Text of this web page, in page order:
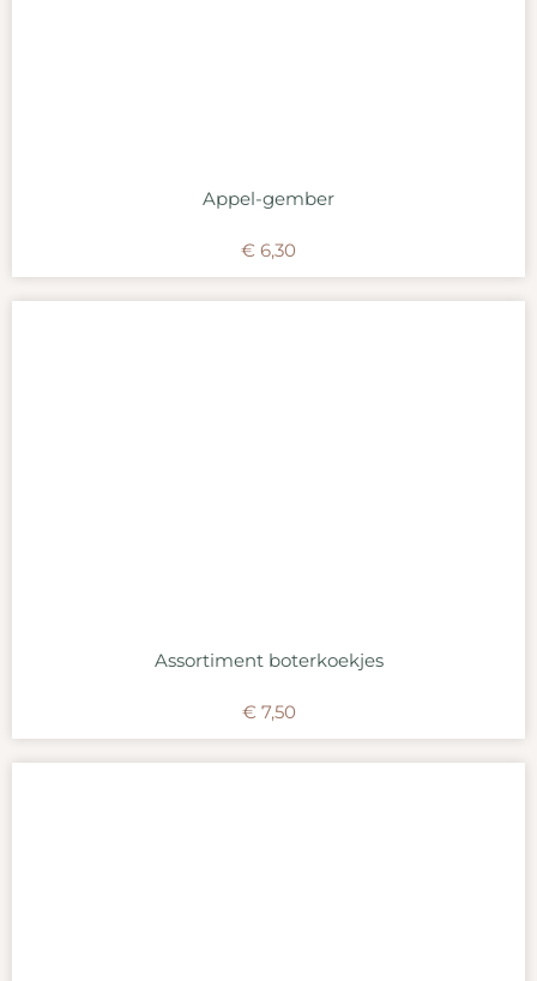
Appel-gember
€ 6,30
Assortiment boterkoekjes
€ 7,50